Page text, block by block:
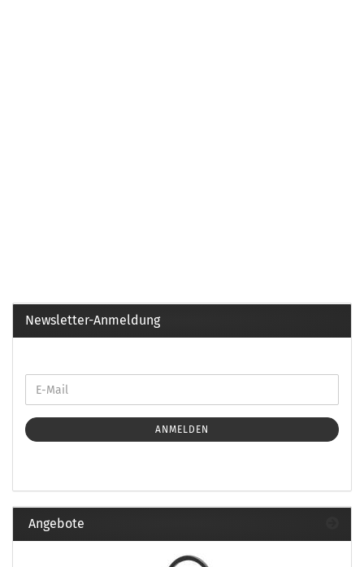
Newsletter-Anmeldung
ANMELDEN
Angebote